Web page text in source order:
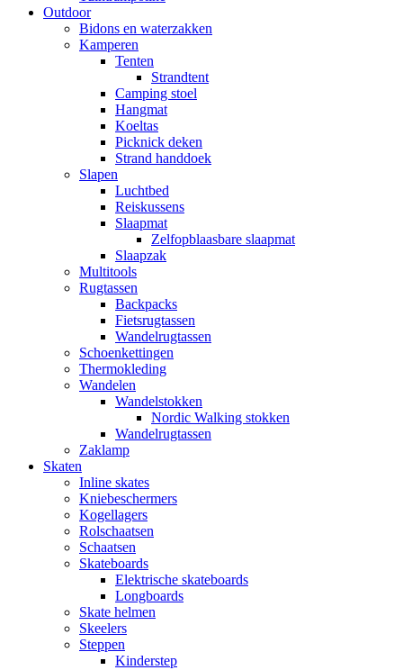
Outdoor
Bidons en waterzakken
Kamperen
Tenten
Strandtent
Camping stoel
Hangmat
Koeltas
Picknick deken
Strand handdoek
Slapen
Luchtbed
Reiskussens
Slaapmat
Zelfopblaasbare slaapmat
Slaapzak
Multitools
Rugtassen
Backpacks
Fietsrugtassen
Wandelrugtassen
Schoenkettingen
Thermokleding
Wandelen
Wandelstokken
Nordic Walking stokken
Wandelrugtassen
Zaklamp
Skaten
Inline skates
Kniebeschermers
Kogellagers
Rolschaatsen
Schaatsen
Skateboards
Elektrische skateboards
Longboards
Skate helmen
Skeelers
Steppen
Kinderstep